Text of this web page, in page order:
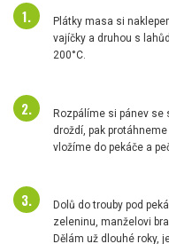
Plátky masa si
vajíčky a druhou s
200°C.
Rozpálíme si pánev se
droždí, pak
vložíme do pekáče a
Dolů do trouby pod
zeleninu, manželovi
Dělám už dlouhé roky,